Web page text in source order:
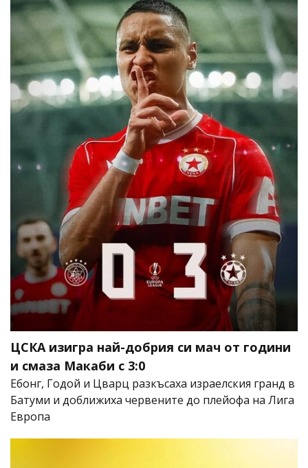
ЦСКА изигра най-добрия си мач от години
и смаза Макаби с 3:0
Ебонг, Годой и Цварц разкъсаха израелския гранд в
Батуми и доближиха червените до плейофа на Лига
Европа